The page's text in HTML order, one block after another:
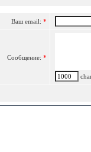
Ваш email: *
Сообщение: *